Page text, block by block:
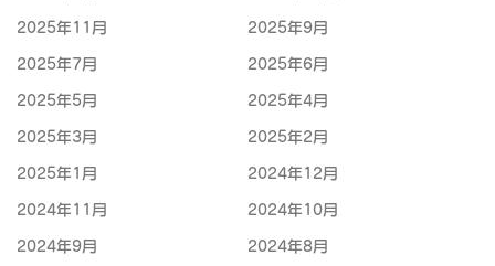
2025年11月 2025年9月
2025年7月 2025年6月
2025年5月 2025年4月
2025年3月 2025年2月
2025年1月 2024年12月
2024年11月 2024年10月
2024年9月 2024年8月